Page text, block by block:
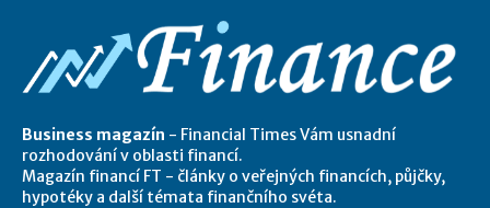
Business magazín - Financial Times Vám usnadní
rozhodování v oblasti financí.
Magazín financí FT - články o veřejných financích, půjčky,
hypotéky a další témata finančního svéta.